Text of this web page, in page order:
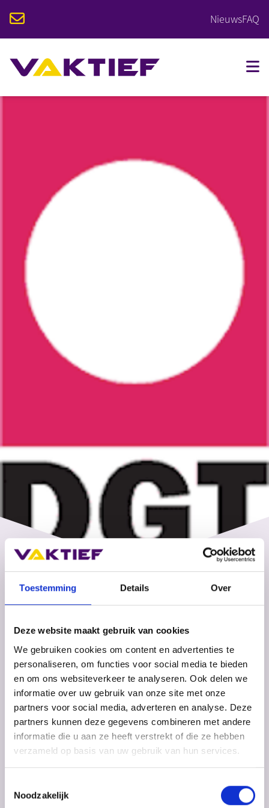
Toestemming Details Over
Deze website maakt gebruik van cookies
We gebruiken cookies om content en advertenties te
personaliseren, om functies voor social media te bieden
en om ons websiteverkeer te analyseren. Ook delen we
informatie over uw gebruik van onze site met onze
partners voor social media, adverteren en analyse. Deze
partners kunnen deze gegevens combineren met andere
informatie die u aan ze heeft verstrekt of die ze hebben
verzameld op basis van uw gebruik van hun services.
Noodzakelijk
NieuwsFAQ
OPLEIDINGEN
KALENDER
OVER VAKTIEF
DGT Dutch Graphic
Trade